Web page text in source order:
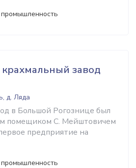
завод
д. Ляда
в Большой Рогознице был
помещиком С. Мейштовичем
предприятие на